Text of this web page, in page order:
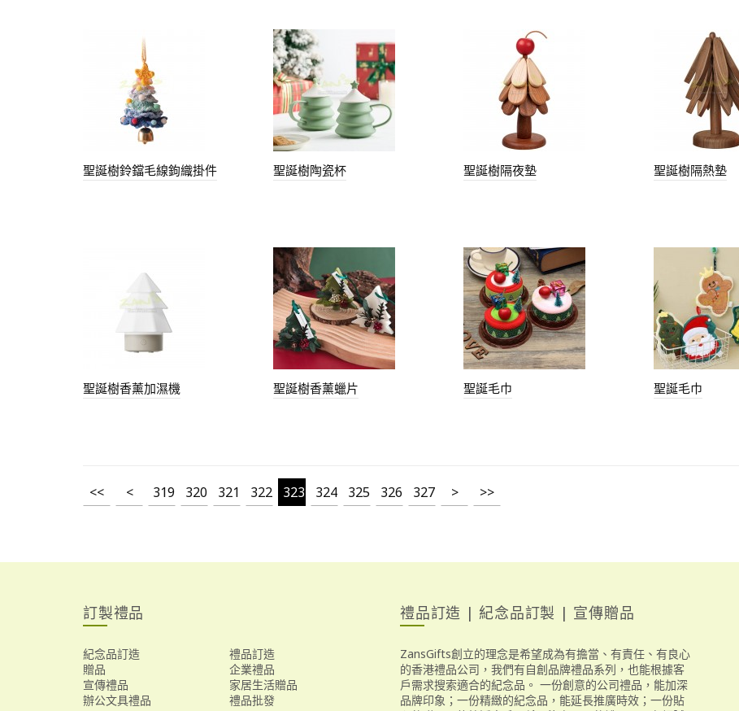
聖誕樹鈴鐺毛線鉤織掛件 聖誕樹陶瓷杯 聖誕樹隔夜墊 聖誕樹隔熱墊
聖誕樹香薰加濕機 聖誕樹香薰蠟片 聖誕毛巾 聖誕毛巾
<< < 319 320 321 322 323 324 325 326 327 > >>
訂製禮品
紀念品訂造
禮品訂造
贈品
企業禮品
宣傳禮品
家居生活贈品
辦公文具禮品
禮品批發
禮品訂造 | 紀念品訂製 | 宣傳贈品
ZansGifts創立的理念是希望成為有擔當、有責任、有良心
的香港禮品公司，我們有自創品牌禮品系列，也能根據客
戶需求搜索適合的紀念品。 一份創意的公司禮品，能加深
品牌印象；一份精緻的紀念品，能延長推廣時效；一份貼